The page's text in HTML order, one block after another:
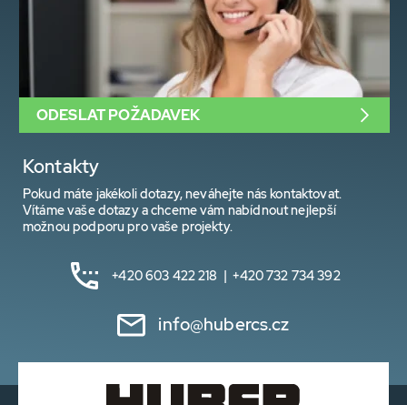
Kontakty
Pokud máte jakékoli dotazy, neváhejte nás kontaktovat.
Vítáme vaše dotazy a chceme vám nabídnout nejlepší
možnou podporu pro vaše projekty.
+420 603 422 218 | +420 732 734 392
info@hubercs.cz
ODESLAT POŽADAVEK